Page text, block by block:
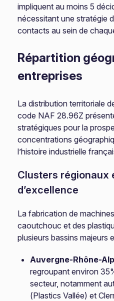
impliquent au moins 5
nécessitant une stratégie
contacts au sein de
Répartition
entreprises
La distribution territoriale
code NAF 28.96Z
stratégiques pour la
concentrations
l’histoire industrielle
Clusters régionaux
d’excellence
La fabrication de
caoutchouc et des
plusieurs bassins majeurs
Auvergne-Rhône-
regroupant environ
secteur, notamment
(Plastics Vallée) et